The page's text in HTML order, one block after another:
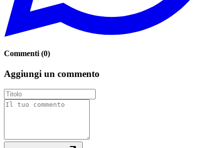
Commenti (0)
Aggiungi un commento